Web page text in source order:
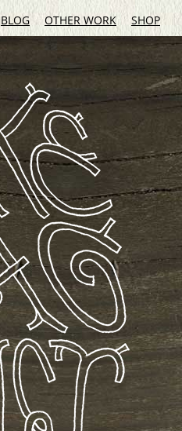
BLOG OTHER WORK SHOP